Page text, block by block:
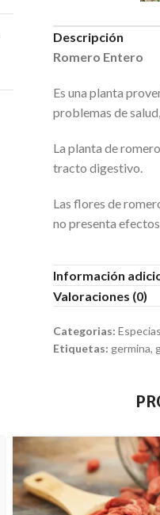
Descripción
Romero Entero
Es una planta
problemas de
La planta de
tracto digestivo.
Las flores de
no presenta
Información
Valoraciones (0)
Categorias:
Etiquetas: germina,